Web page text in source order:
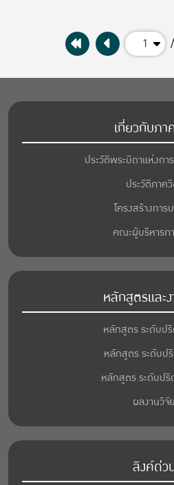
1
เกี่ยวกับภา
ประวัติพระบิดาแห่งก
ประวัติภาค
โครงสร้างการ
คณะผู้บริหารภ
หลักสูตรและ
หลักสูตร ระดับ
หลักสูตร ระดับป
หลักสูตร ระดับป
ผลงานวิจัย
ลิงค์ด่ว